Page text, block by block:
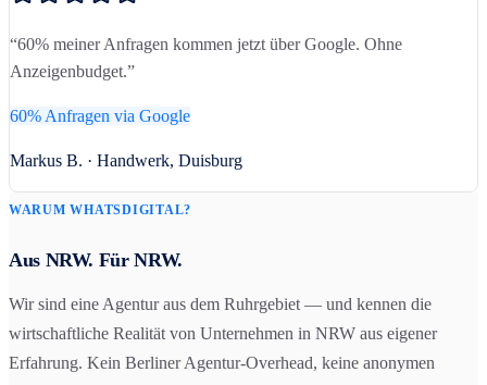
“60% meiner Anfragen kommen jetzt über Google. Ohne
Anzeigenbudget.”
60% Anfragen via Google
Markus B. · Handwerk, Duisburg
WARUM WHATSDIGITAL?
Aus NRW. Für NRW.
Wir sind eine Agentur aus dem Ruhrgebiet — und kennen die
wirtschaftliche Realität von Unternehmen in NRW aus eigener
Erfahrung. Kein Berliner Agentur-Overhead, keine anonymen